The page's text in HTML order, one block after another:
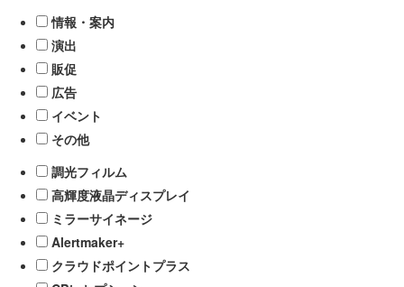
情報・案内
演出
販促
広告
イベント
その他
調光フィルム
高輝度液晶ディスプレイ
ミラーサイネージ
Alertmaker+
クラウドポイントプラス